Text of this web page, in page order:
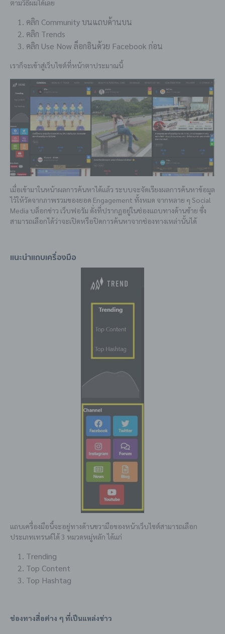
ตามวิธีผมได้เลย
คลิก Community บนแถบด้านบน
คลิก Trends
คลิก Use Now ล็อกอินด้วย Facebook ก่อน
เราก็จะเข้าสู่เว็บไซต์ที่หน้าตาประมาณนี้
เมื่อเข้ามาในหน้าผลการค้นหาได้แล้ว ระบบจะจัดเรียงผลการค้นหาข้อมูล
ไว้ให้วัดจากภาพรวมของยอด Engagement ทั้งหมด จากหลาย ๆ Social
Media บล็อกข่าว เว็บฟอรัม ดั่งที่ปรากฏอยู่ในช่องแถบทางด้านซ้าย ซึ่ง
สามารถเลือกได้ว่าจะเปิดหรือปิดการค้นหาจากช่องทางเหล่านั้นได้
แนะนำแถบเครื่องมือ
แถบเครื่องมือนี้จะอยู่ทางด้านขวามือของหน้าเว็บไซต์สามารถเลือก
ประเภทเทรนด์ได้ 3 หมวดหมู่หลัก ได้แก่
Trending
Top Content
Top Hashtag
ช่องทางสื่อต่าง ๆ ที่เป็นแหล่งข่าว